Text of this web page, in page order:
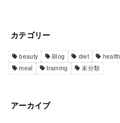
カテゴリー
beauty Blog diet health
meal
training 未分類
アーカイブ